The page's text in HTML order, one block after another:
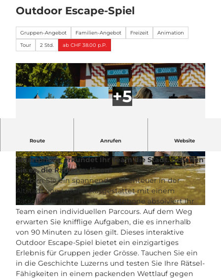
Outdoor Escape-Spiel
Gruppen-Angebot Familien-Angebot Freizeit
Animation
Tour
2 Std. ab CHF 38.00 p.P.
© SwissLocalTravel GmbH | CC-BY-NC-ND
© SwissLocalTravel GmbH | CC-BY-NC-ND © SwissLocalTravel GmbH |CC-BY-NC-ND
Route Anrufen Website
Erleben Sie ein spannendes Outdoor Escape-Spiel
in Luzerns Altstadt! Mit Rätselkoffer und
Smartphone erkundet Ihr Team die Stadt. Schaffen
Sie es, die Rätsel zu lösen?
Erleben Sie ein spannendes Abenteuer in der
Altstadt von Luzern! Ausgestattet mit einem
Rätselkoffer und Ihrem Smartphone absolviert Ihr
Team einen individuellen Parcours. Auf dem Weg
erwarten Sie knifflige Aufgaben, die es innerhalb
von 90 Minuten zu lösen gilt. Dieses interaktive
Outdoor Escape-Spiel bietet ein einzigartiges
Erlebnis für Gruppen jeder Grösse. Tauchen Sie ein
in die Geschichte Luzerns und testen Sie Ihre Rätsel-
Fähigkeiten in einem packenden Wettlauf gegen